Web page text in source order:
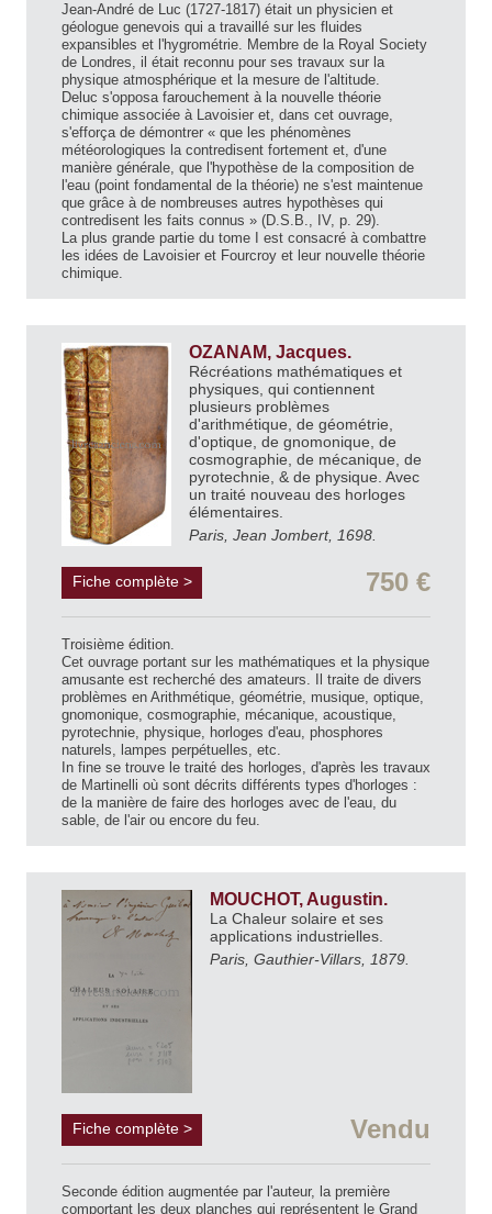
Jean-André de Luc (1727-1817) était un physicien et
géologue genevois qui a travaillé sur les fluides
expansibles et l'hygrométrie. Membre de la Royal Society
de Londres, il était reconnu pour ses travaux sur la
physique atmosphérique et la mesure de l'altitude.
Deluc s'opposa farouchement à la nouvelle théorie
chimique associée à Lavoisier et, dans cet ouvrage,
s'efforça de démontrer « que les phénomènes
météorologiques la contredisent fortement et, d'une
manière générale, que l'hypothèse de la composition de
l'eau (point fondamental de la théorie) ne s'est maintenue
que grâce à de nombreuses autres hypothèses qui
contredisent les faits connus » (D.S.B., IV, p. 29).
La plus grande partie du tome I est consacré à combattre
les idées de Lavoisier et Fourcroy et leur nouvelle théorie
chimique.
OZANAM, Jacques.
Récréations mathématiques et
physiques, qui contiennent
plusieurs problèmes
d'arithmétique, de géométrie,
d'optique, de gnomonique, de
cosmographie, de mécanique, de
pyrotechnie, & de physique. Avec
un traité nouveau des horloges
élémentaires.
Paris, Jean Jombert, 1698.
Fiche complète > 750 €
Troisième édition.
Cet ouvrage portant sur les mathématiques et la physique
amusante est recherché des amateurs. Il traite de divers
problèmes en Arithmétique, géométrie, musique, optique,
gnomonique, cosmographie, mécanique, acoustique,
pyrotechnie, physique, horloges d'eau, phosphores
naturels, lampes perpétuelles, etc.
In fine se trouve le traité des horloges, d'après les travaux
de Martinelli où sont décrits différents types d'horloges :
de la manière de faire des horloges avec de l'eau, du
sable, de l'air ou encore du feu.
MOUCHOT, Augustin.
La Chaleur solaire et ses
applications industrielles.
Paris, Gauthier-Villars, 1879.
Fiche complète > Vendu
Seconde édition augmentée par l'auteur, la première
comportant les deux planches qui représentent le Grand